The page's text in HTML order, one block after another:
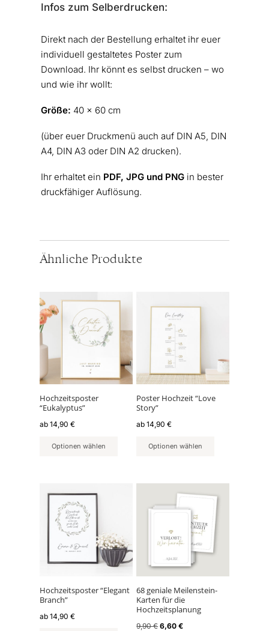
Infos zum Selberdrucken:
Direkt nach der Bestellung erhaltet ihr euer
individuell gestaltetes Poster zum
Download. Ihr könnt es selbst drucken – wo
und wie ihr wollt:
Größe: 40 x 60 cm
(über euer Druckmenü auch auf DIN A5, DIN
A4, DIN A3 oder DIN A2 drucken).
Ihr erhaltet ein PDF, JPG und PNGin bester
druckfähiger Auflösung.
Ähnliche Produkte
Hochzeitsposter
“Eukalyptus”
ab 14,90 €
Optionen wählen
Dieses
Produkt
weist
mehrere
Varianten
auf.
Die
Optionen
können
auf
der
gewählt
Poster Hochzeit “Love
Story”
ab14,90€
Optionen wählen
Produkt
mehrere
Varianten
Die
Optionen
können
auf
der
gewählt
Hochzeitsposter “Elegant
Branch”
ab 14,90 €
Produkt
weist
mehrere
Varianten
Die
können
auf
der
68 geniale Meilenstein-
Karten für die
Hochzeitsplanung
9,90€Ursprünglicher
6,60€Aktueller